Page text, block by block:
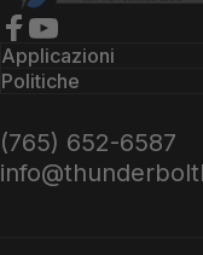
Facebook
YouTube
Applicazioni
Politiche
(765) 652-6587